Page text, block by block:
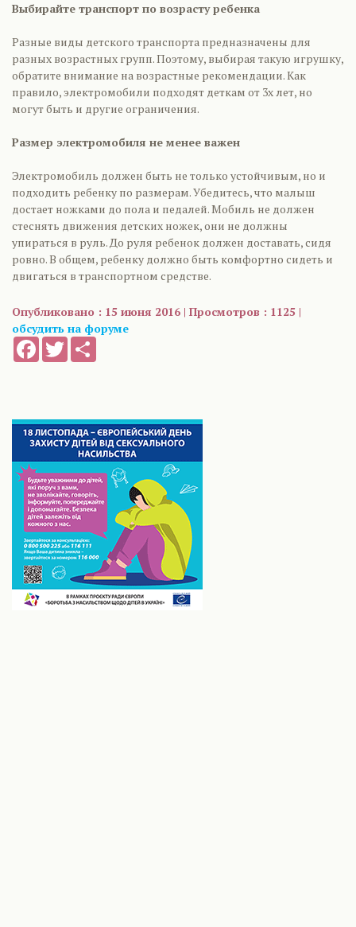
Выбирайте транспорт по возрасту ребенка
Разные виды детского транспорта предназначены для
разных возрастных групп. Поэтому, выбирая такую игрушку,
обратите внимание на возрастные рекомендации. Как
правило, электромобили подходят деткам от 3х лет, но
могут быть и другие ограничения.
Размер электромобиля не менее важен
Электромобиль должен быть не только устойчивым, но и
подходить ребенку по размерам. Убедитесь, что малыш
достает ножками до пола и педалей. Мобиль не должен
стеснять движения детских ножек, они не должны
упираться в руль. До руля ребенок должен доставать, сидя
ровно. В общем, ребенку должно быть комфортно сидеть и
двигаться в транспортном средстве.
Опубликовано : 15 июня 2016 | Просмотров : 1125 |
обсудить на форуме
FacebookTwitter